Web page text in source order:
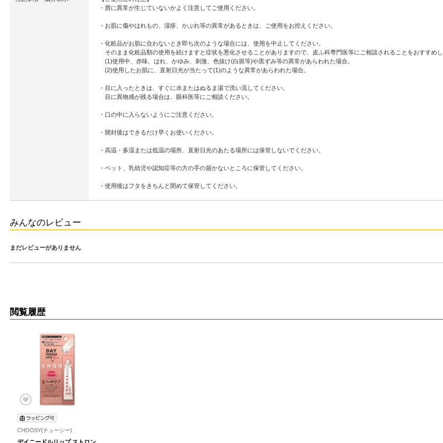
・唇に異常が生じていないかよく注意してご使用ください。
・お肌に傷やはれもの、湿疹、かぶれ等の異常があるときは、ご使用をお控えください。
・化粧品がお肌に合わないとき即ち次のような場合には、使用を中止してください。
そのまま化粧品類の使用を続けますと症状を悪化させることがありますので、皮ふ科専門医等にご相談されることをおすすめ
(1)使用中、赤味、はれ、かゆみ、刺激、色抜け(白斑等)や黒ずみ等の異常があらわれた場合。
(2)使用したお肌に、直射日光が当たって(1)のような異常があらわれた場合。
・目に入ったときは、すぐに水またはぬるま湯で洗い流してください。
目に異物感が残る場合は、眼科医等にご相談ください。
・口の中に入らないようにご注意ください。
・開封後はできるだけ早くお使いください。
・高温・多湿または低温の場所、直射日光のあたる場所には保管しないでください。
・ペット、乳幼児や認知症等の方の手の届かないところに保管してください。
・使用後はフタをきちんと閉めて保管してください。
みんなのレビュー
まだレビューがありません
閲覧履歴
CHOOSY(チューシー)